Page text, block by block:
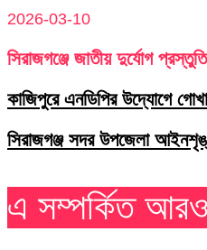
2026-03-10
সিরাজগঞ্জে জাতীয় দুর্যোগ
কাজিপুরে এনডিপির উদ্যোগে
সিরাজগঞ্জ সদর উপজেলা
এ সম্পর্কিত